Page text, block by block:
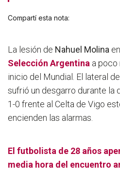
Compartí esta nota:
La lesión de Nahuel Molina
Selección Argentina a poco
inicio del Mundial. El lateral
sufrió un desgarro durante la
1-0 frente al Celta de Vigo
encienden las alarmas.
El futbolista de 28 años
media hora del encuentro